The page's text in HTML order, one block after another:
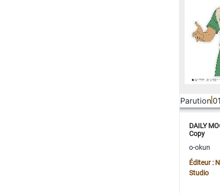
Parution
DAILY
Copy
o-okun
Éditeur :
Studio